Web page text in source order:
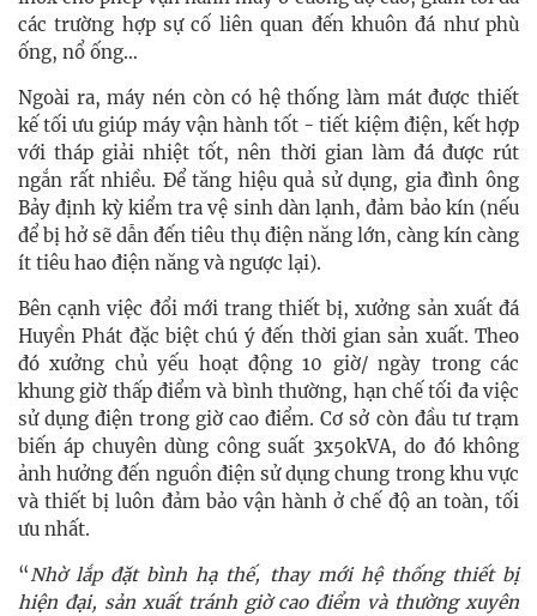
các trường hợp sự cố liên quan đến khuôn đá như phù
ống, nổ ống…
Ngoài ra, máy nén còn có hệ thống làm mát được thiết
kế tối ưu giúp máy vận hành tốt - tiết kiệm điện, kết hợp
với tháp giải nhiệt tốt, nên thời gian làm đá được rút
ngắn rất nhiều. Để tăng hiệu quả sử dụng, gia đình ông
Bảy định kỳ kiểm tra vệ sinh dàn lạnh, đảm bảo kín (nếu
để bị hở sẽ dẫn đến tiêu thụ điện năng lớn, càng kín càng
ít tiêu hao điện năng và ngược lại).
Bên cạnh việc đổi mới trang thiết bị, xưởng sản xuất đá
Huyền Phát đặc biệt chú ý đến thời gian sản xuất. Theo
đó xưởng chủ yếu hoạt động 10 giờ/ ngày trong các
khung giờ thấp điểm và bình thường, hạn chế tối đa việc
sử dụng điện trong giờ cao điểm. Cơ sở còn đầu tư trạm
biến áp chuyên dùng công suất 3x50kVA, do đó không
ảnh hưởng đến nguồn điện sử dụng chung trong khu vực
và thiết bị luôn đảm bảo vận hành ở chế độ an toàn, tối
ưu nhất.
“Nhờ lắp đặt bình hạ thế, thay mới hệ thống thiết bị
hiện đại, sản xuất tránh giờ cao điểm và thường xuyên